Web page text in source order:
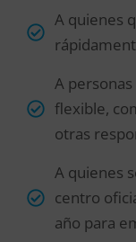
A quienes
A
flexible,
otras
A quienes
centro
año para